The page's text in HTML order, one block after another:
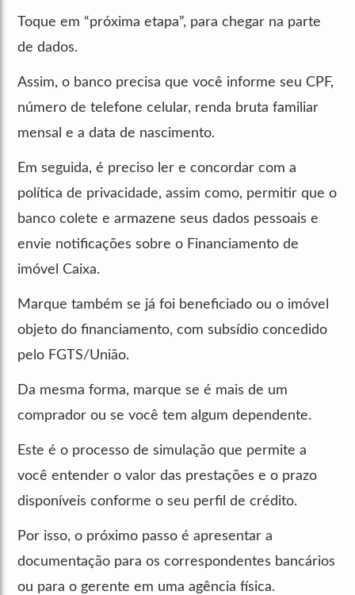
Toque em “próxima etapa”, para chegar na parte
de dados.
Assim, o banco precisa que você informe seu CPF,
número de telefone celular, renda bruta familiar
mensal e a data de nascimento.
Em seguida, é preciso ler e concordar com a
política de privacidade, assim como, permitir que o
banco colete e armazene seus dados pessoais e
envie notificações sobre o Financiamento de
imóvel Caixa.
Marque também se já foi beneficiado ou o imóvel
objeto do financiamento, com subsídio concedido
pelo FGTS/União.
Da mesma forma, marque se é mais de um
comprador ou se você tem algum dependente.
Este é o processo de simulação que permite a
você entender o valor das prestações e o prazo
disponíveis conforme o seu perfil de crédito.
Por isso, o próximo passo é apresentar a
documentação para os correspondentes bancários
ou para o gerente em uma agência física.